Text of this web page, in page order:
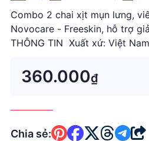
Combo 2 chai xịt mụn lưng,
Novocare - Freeskin, hỗ trợ
THÔNG TIN Xuất xứ: Việt
sản xuất: Xem trên bao bì sản
tháng kể từ ngày sản x
360.000₫
Chia sẻ: